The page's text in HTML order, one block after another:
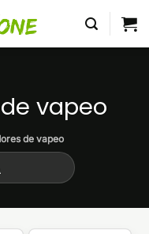
vapeo
de vapeo